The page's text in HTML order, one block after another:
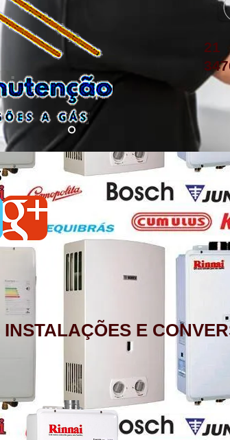
21
E